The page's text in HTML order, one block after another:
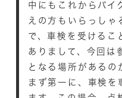
中にもこれからバイ
えの方もいらっしゃ
で、車検を受けるこ
ありまして、今回は
となる場所があるの
まず第一に、車検を